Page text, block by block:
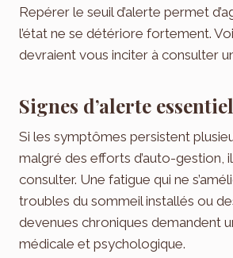
Repérer le seuil d’alerte permet
l’état ne se détériore fortement.
devraient vous inciter à consulter
Signes d’alerte
Si les symptômes persistent
malgré des efforts d’auto-gestion,
consulter. Une fatigue qui ne
troubles du sommeil installés ou
devenues chroniques demandent
médicale et psychologique.